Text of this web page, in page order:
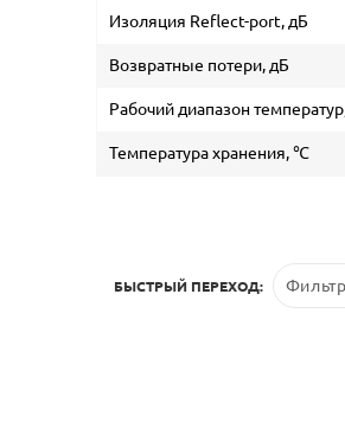
Изоляция Reflect-port, дБ
Возвратные потери, дБ
Рабочий диапазон
Температура хранения, ℃
БЫСТРЫЙ ПЕРЕХОД: